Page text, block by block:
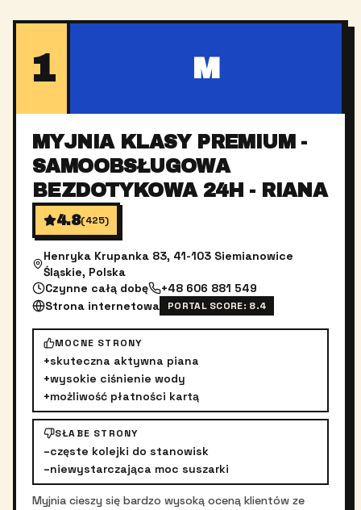
1 M
MYJNIA KLASY PREMIUM -
SAMOOBSŁUGOWA
BEZDOTYKOWA 24H - RIANA
4.8(425)
Henryka Krupanka 83, 41-103 Siemianowice
Śląskie, Polska
Czynne całą dobę
+48 606 881 549
Strona internetowa
PORTAL SCORE: 8.4
MOCNE STRONY
+skuteczna aktywna piana
+wysokie ciśnienie wody
+możliwość płatności kartą
SŁABE STRONY
–częste kolejki do stanowisk
–niewystarczająca moc suszarki
Myjnia cieszy się bardzo wysoką oceną klientów ze